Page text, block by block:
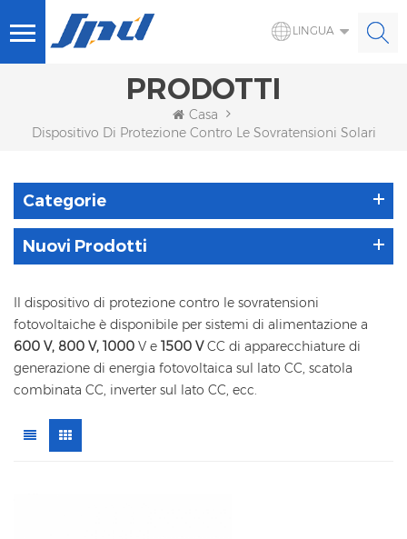
LINGUA
PRODOTTI
Casa
Dispositivo Di Protezione Contro Le Sovratensioni Solari
Categorie
Nuovi Prodotti
Il dispositivo di protezione contro le sovratensioni
fotovoltaiche è disponibile per sistemi di alimentazione a
600 V, 800 V, 1000 V e 1500 VCC di apparecchiature di
generazione di energia fotovoltaica sul lato CC, scatola
combinata CC, inverter sul lato CC, ecc.